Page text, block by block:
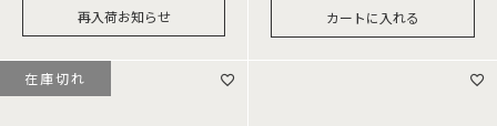
再入荷お知らせ カートに入れる
在庫切れ